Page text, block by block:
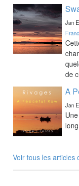
Jan
de
A
Jan
Voir tous les articles